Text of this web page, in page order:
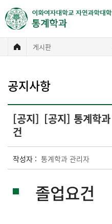
게시판
공지사항
[공지] [공지] 통계학
건
작성자 : 통계학과 관리자
졸업요건